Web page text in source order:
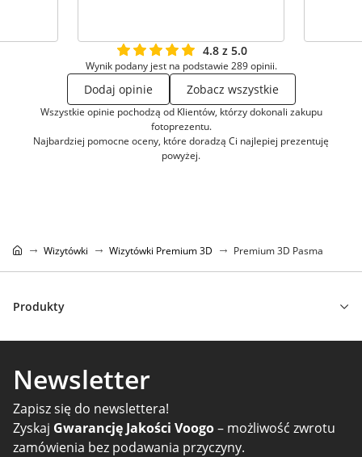
4.8 z 5.0
Wynik podany jest na podstawie 289 opinii.
Dodaj opinie Zobacz wszystkie
Wszystkie opinie pochodzą od Klientów, którzy dokonali zakupu
fotoprezentu.
Najbardziej pomocne oceny, które doradzą Ci najlepiej prezentuję
powyżej.
Wizytówki Wizytówki Premium 3D Premium 3D Pasma
Produkty
Newsletter
Zapisz się do newslettera!
Zyskaj Gwarancję Jakości Voogo– możliwość zwrotu
zamówienia bez podawania przyczyny.